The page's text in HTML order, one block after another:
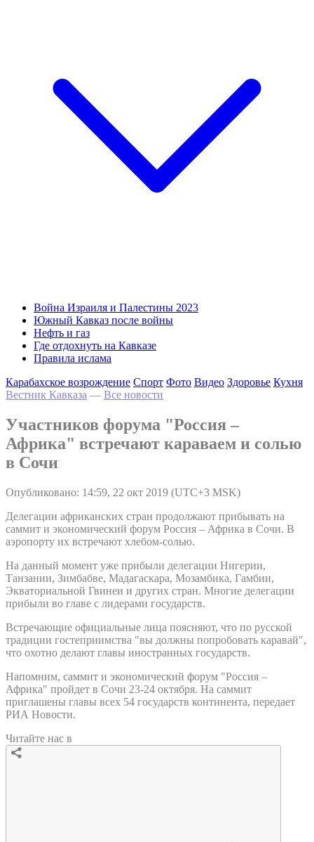
Война Израиля и Палестины 2023
Южный Кавказ после войны
Нефть и газ
Где отдохнуть на Кавказе
Правила ислама
Карабахское возрождение Спорт Фото Видео Здоровье Кухня
Вестник Кавказа — Все новости
Участников форума "Россия –
Африка" встречают караваем и солью
в Сочи
Опубликовано: 14:59, 22 окт 2019 (UTC+3 MSK)
Делегации африканских стран продолжают прибывать на
саммит и экономический форум Россия – Африка в Сочи. В
аэропорту их встречают хлебом-солью.
На данный момент уже прибыли делегации Нигерии,
Танзании, Зимбабве, Мадагаскара, Мозамбика, Гамбии,
Экваториальной Гвинеи и других стран. Многие делегации
прибыли во главе с лидерами государств.
Встречающие официальные лица поясняют, что по русской
традиции гостеприимства "вы должны попробовать каравай",
что охотно делают главы иностранных государств.
Напомним, саммит и экономический форум "Россия –
Африка" пройдет в Сочи 23-24 октября. На саммит
приглашены главы всех 54 государств континента, передает
РИА Новости.
Читайте нас в